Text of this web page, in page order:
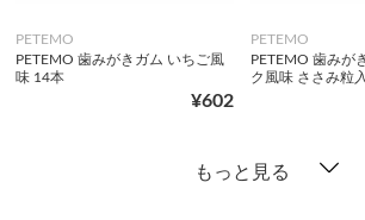
PETEMO
PETEMO 歯みがきガム いちご風
味 14本
¥602
PETEMO
PETEMO 歯みが
ク風味 ささみ粒
もっと見る